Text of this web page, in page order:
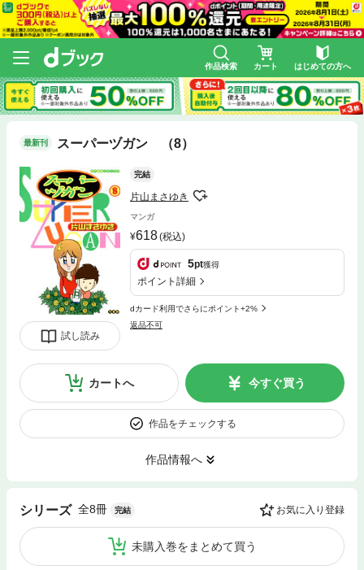
作品検索 カート はじめての方へ
最新刊 スーパーヅガン （8）
試し読み
完結
片山まさゆき
マンガ
618(税込)
5pt獲得
ポイント詳細
dカード利用でさらにポイント+2%
返品不可
カートへ 今すぐ買う
作品をチェックする
作品情報へ
シリーズ 全8冊 完結 お気に入り登録
未購入巻をまとめて買う